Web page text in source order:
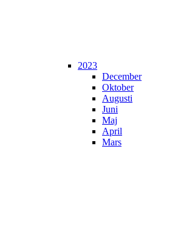
2023
December
Oktober
Augusti
Juni
Maj
April
Mars